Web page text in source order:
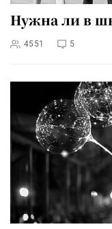
Нужна ли в
4551 5